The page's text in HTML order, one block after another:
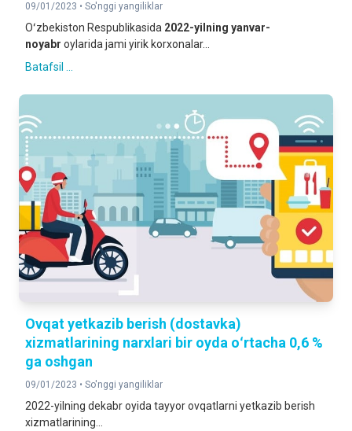
09/01/2023 • So'nggi yangiliklar
Oʻzbekiston Respublikasida 2022-yilning yanvar-
noyabr oylarida jami yirik korxonalar...
Batafsil ...
Ovqat yetkazib berish (dostavka)
xizmatlarining narxlari bir oyda oʻrtacha 0,6 %
ga oshgan
09/01/2023 • So'nggi yangiliklar
2022-yilning dekabr oyida tayyor ovqatlarni yetkazib berish
xizmatlarining...